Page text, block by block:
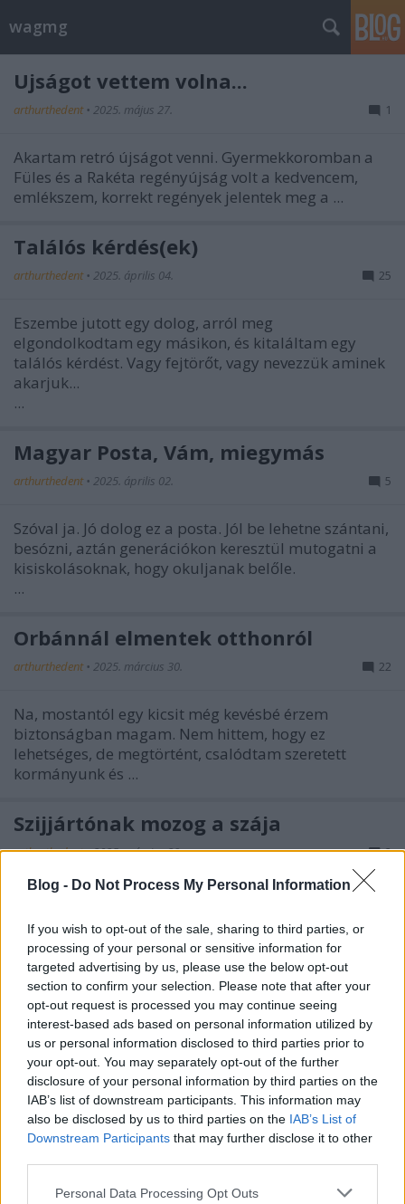
Blog - Do Not Process My Personal Information
If you wish to opt-out of the sale, sharing to third parties, or
processing of your personal or sensitive information for
targeted advertising by us, please use the below opt-out
section to confirm your selection. Please note that after your
opt-out request is processed you may continue seeing
interest-based ads based on personal information utilized by
us or personal information disclosed to third parties prior to
your opt-out. You may separately opt-out of the further
disclosure of your personal information by third parties on the
IAB’s list of downstream participants. This information may
also be disclosed by us to third parties on the IAB’s List of
Downstream Participants that may further disclose it to other
Please note that this website/app uses one or more Google
Personal Data Processing Opt Outs
wagmg
Újságot vettem volna...
arthurthedent • 2025. május 27. 1
Akartam retró újságot venni. Gyermekkoromban a
Füles és a Rakéta regényújság volt a kedvencem,
emlékszem, korrekt regények jelentek meg a ...
Találós kérdés(ek)
arthurthedent • 2025. április 04. 25
Eszembe jutott egy dolog, arról meg
elgondolkodtam egy másikon, és kitaláltam egy
találós kérdést. Vagy fejtörőt, vagy nevezzük aminek
akarjuk...
...
Magyar Posta, Vám, miegymás
arthurthedent • 2025. április 02. 5
Szóval ja. Jó dolog ez a posta. Jól be lehetne szántani,
besózni, aztán generációkon keresztül mutogatni a
kisiskolásoknak, hogy okuljanak belőle.
...
Orbánnál elmentek otthonról
arthurthedent • 2025. március 30. 22
Na, mostantól egy kicsit még kevésbé érzem
biztonságban magam. Nem hittem, hogy ez
lehetséges, de megtörtént, csalódtam szeretett
kormányunk és ...
Szijjártónak mozog a szája
arthurthedent•2025. március 29. 2
Nem, nem mondom, hogy hazudik, azt sem
mondom, hogy hülyeségeket beszél. Csak annyi a
hír, hogy mozog a szája és meleg levegő jön ki
belőle. Elég ...
A provokáció valós
arthurthedent•2025. március 15.
Okkés, akkor most felvilágosítás történik. Mindenki
álljon meg, felvilágosítás, feeeellllviláááágosííítás!
Amikor az oroszok azt ...